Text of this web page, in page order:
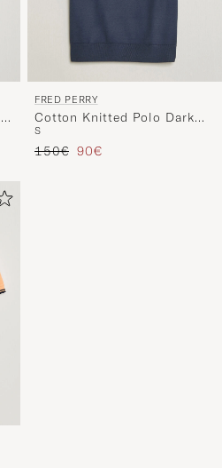
FRED PERRY
Cotton Knitted Polo Dark
Airforce
S
Regulärer Preis
150€ Reduzierter Preis
90€